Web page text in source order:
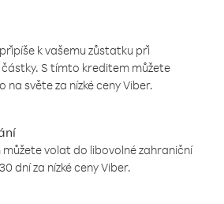
k vašemu zůstatku při
S tímto kreditem můžete
na světe za nízké ceny Viber.
volat do libovolné zahraniční
dní za nízké ceny Viber.